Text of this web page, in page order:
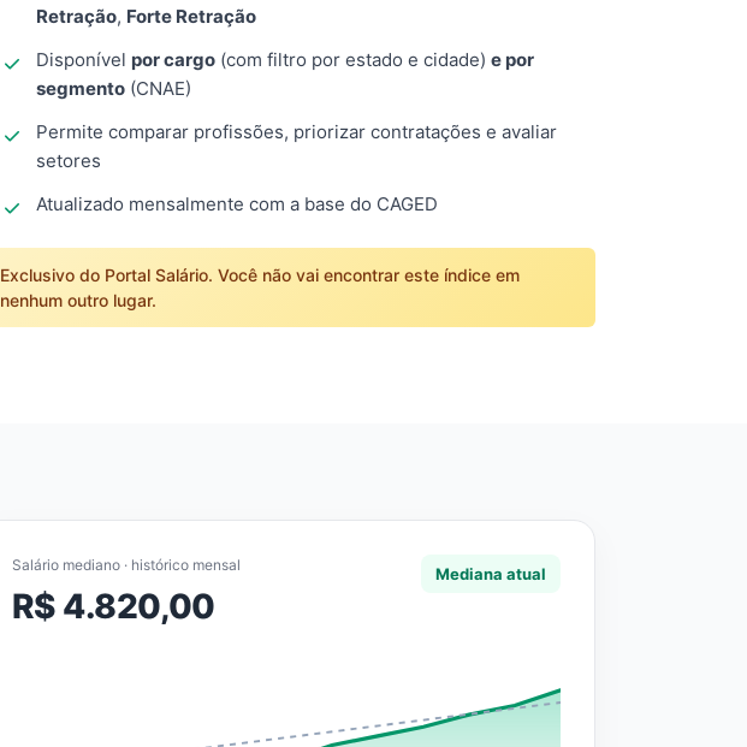
Retração, Forte Retração
Disponível por cargo (com filtro por estado e cidade) e por
segmento (CNAE)
Permite comparar profissões, priorizar contratações e avaliar
setores
Atualizado mensalmente com a base do CAGED
Exclusivo do Portal Salário. Você não vai encontrar este índice em
nenhum outro lugar.
Salário mediano · histórico mensal
R$ 4.820,00
Mediana atual